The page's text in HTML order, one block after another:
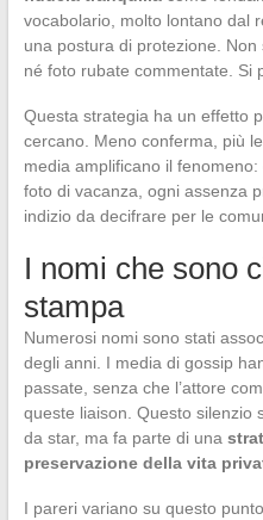
vocabolario, molto lontano dal
una postura di protezione.
né foto rubate commentate. Si
Questa strategia ha un effetto
cercano. Meno conferma, più
media amplificano il
foto di vacanza, ogni assenza
indizio da decifrare per le
I nomi che sono
stampa
Numerosi nomi sono stati
degli anni. I media di gossip
passate, senza che l’attore
queste liaison. Questo silenzio
da star, ma fa parte di una
preservazione della vita
I pareri variano su questo